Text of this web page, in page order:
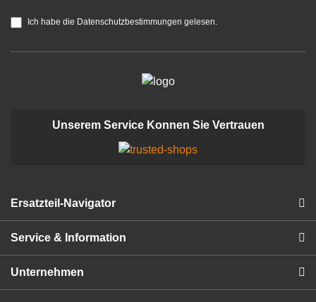
Ich habe die Datenschutzbestimmungen gelesen.
Unserem Service Konnen Sie Vertrauen
Ersatzteil-Navigator
Service & Information
Unternehmen